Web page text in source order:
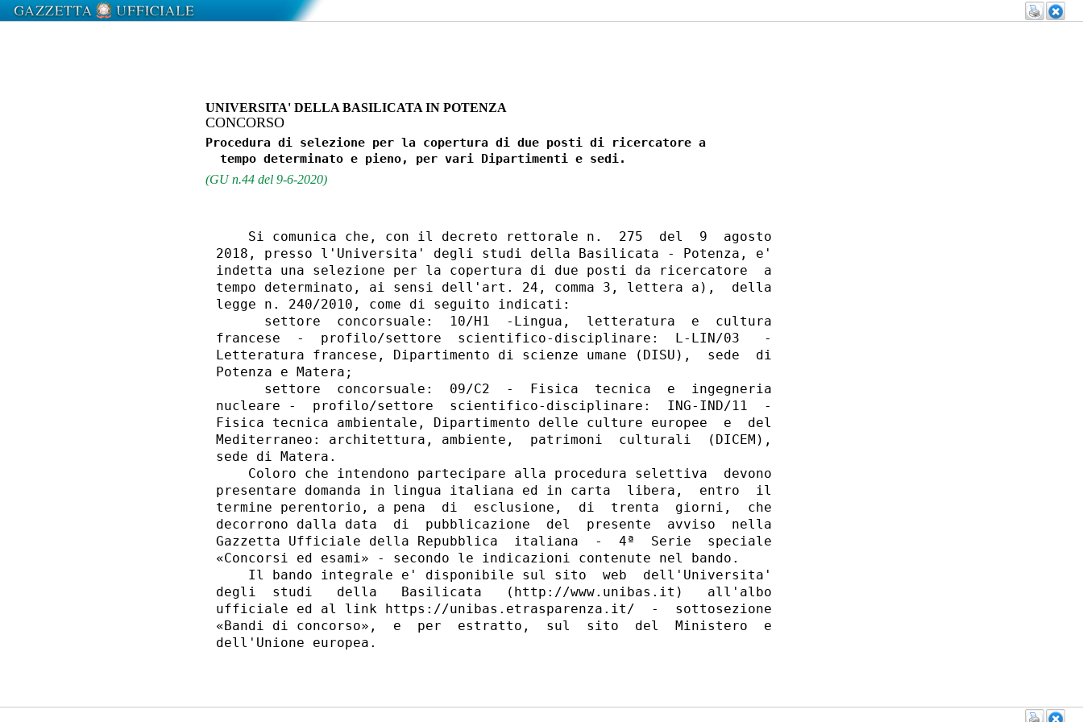
UNIVERSITA' DELLA BASILICATA IN POTENZA
CONCORSO
Procedura di selezione per la copertura di due posti di ricercatore a
(GU n.44 del 9-6-2020)
    Si comunica che, con il decreto rettorale n.  275  del  9  agosto
2018, presso l'Universita' degli studi della Basilicata - Potenza, e'
indetta una selezione per la copertura di due posti da ricercatore  a
tempo determinato, ai sensi dell'art. 24, comma 3, lettera a),  della
legge n. 240/2010, come di seguito indicati:
      settore  concorsuale:  10/H1  -Lingua,  letteratura  e  cultura
francese  -  profilo/settore  scientifico-disciplinare:  L-LIN/03   -
Letteratura francese, Dipartimento di scienze umane (DISU),  sede  di
Potenza e Matera;
      settore  concorsuale:  09/C2  -  Fisica  tecnica  e  ingegneria
nucleare -  profilo/settore  scientifico-disciplinare:  ING-IND/11  -
Fisica tecnica ambientale, Dipartimento delle culture europee  e  del
Mediterraneo: architettura, ambiente,  patrimoni  culturali  (DICEM),
sede di Matera.
    Coloro che intendono partecipare alla procedura selettiva  devono
presentare domanda in lingua italiana ed in carta  libera,  entro  il
termine perentorio, a pena  di  esclusione,  di  trenta  giorni,  che
decorrono dalla data  di  pubblicazione  del  presente  avviso  nella
Gazzetta Ufficiale della Repubblica  italiana  -  4ª  Serie  speciale
«Concorsi ed esami» - secondo le indicazioni contenute nel bando.
    Il bando integrale e' disponibile sul sito  web  dell'Universita'
degli  studi   della   Basilicata   (http://www.unibas.it)   all'albo
ufficiale ed al link https://unibas.etrasparenza.it/  -  sottosezione
«Bandi di concorso»,  e  per  estratto,  sul  sito  del  Ministero  e
dell'Unione europea.